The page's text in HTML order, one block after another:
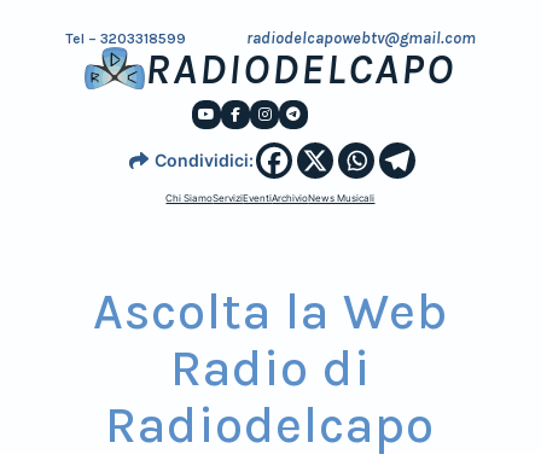
Tel – 3203318599 radiodelcapowebtv@gmail.com
RADIODELCAPO
Condividici:
Chi SiamoServiziEventiArchivioNews Musicali
Ascolta la Web
Radio di
Radiodelcapo